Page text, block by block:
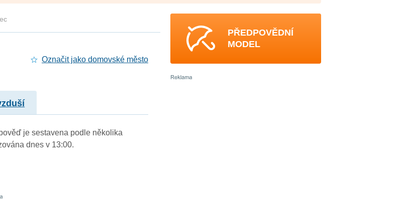
Označit jako domovské město
je sestavena podle několika
dnes v 13:00.
PŘEDPOVĚDNÍ
MODEL